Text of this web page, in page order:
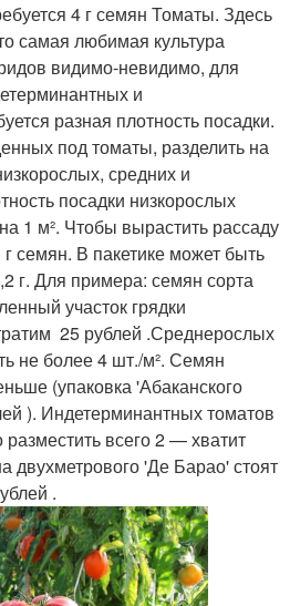
4 г семян Томаты. Здесь
самая любимая культура
видимо-невидимо, для
и
разная плотность посадки.
под томаты, разделить на
средних и
посадки низкорослых
1 м². Чтобы вырастить рассаду
г семян. В пакетике может быть
г. Для примера: семян сорта
участок грядки
25 рублей .Среднерослых
не более 4 шт./м². Семян
(упаковка 'Абаканского
). Индетерминантных томатов
всего 2 — хватит
двухметрового 'Де Барао' стоят
.